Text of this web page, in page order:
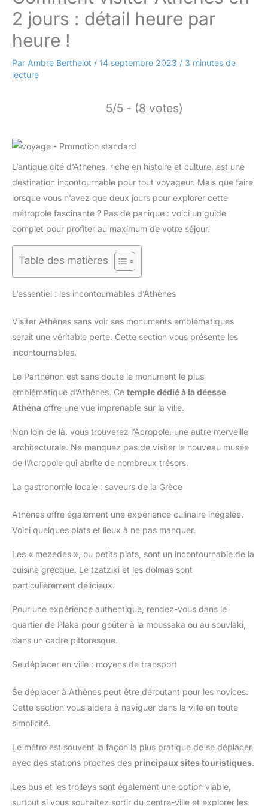
2 jours : détail heure par
heure !
Par Ambre Berthelot / 14 septembre 2023 / 3 minutes de
lecture
5/5 - (8 votes)
L’antique cité d’Athènes, riche en histoire et culture, est une
destination incontournable pour tout voyageur. Mais que faire
lorsque vous n’avez que deux jours pour explorer cette
métropole fascinante ? Pas de panique : voici un guide
complet pour profiter au maximum de votre séjour.
Table des matières
L’essentiel : les incontournables d’Athènes
Visiter Athènes sans voir ses monuments emblématiques
serait une véritable perte. Cette section vous présente les
incontournables.
Le Parthénon est sans doute le monument le plus
emblématique d’Athènes. Ce temple dédié à la déesse
Athéna offre une vue imprenable sur la ville.
Non loin de là, vous trouverez l’Acropole, une autre merveille
architecturale. Ne manquez pas de visiter le nouveau musée
de l’Acropole qui abrite de nombreux trésors.
La gastronomie locale : saveurs de la Grèce
Athènes offre également une expérience culinaire inégalée.
Voici quelques plats et lieux à ne pas manquer.
Les « mezedes », ou petits plats, sont un incontournable de la
cuisine grecque. Le tzatziki et les dolmas sont
particulièrement délicieux.
Pour une expérience authentique, rendez-vous dans le
quartier de Plaka pour goûter à la moussaka ou au souvlaki,
dans un cadre pittoresque.
Se déplacer en ville : moyens de transport
Se déplacer à Athènes peut être déroutant pour les novices.
Cette section vous aidera à naviguer dans la ville en toute
simplicité.
Le métro est souvent la façon la plus pratique de se déplacer,
avec des stations proches des principaux sites touristiques.
Les bus et les trolleys sont également une option viable,
surtout si vous souhaitez sortir du centre-ville et explorer les